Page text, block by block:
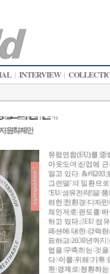
| INTERVIEW |
고려한 친
원칙 제안
유럽연합(EU)를 중
아웃도어 산업에
일고 있다. &#8203;
그린딜’의 일환으
‘EU 섬유전략’을
려한 친환경 디자
체인저로 판도를
하고 있다. ‘EU 섬
패션에 대한 강력
표하고 2030년까
업을 구축하는 것
다. 이를 위해 기후
환 경제로 전환하